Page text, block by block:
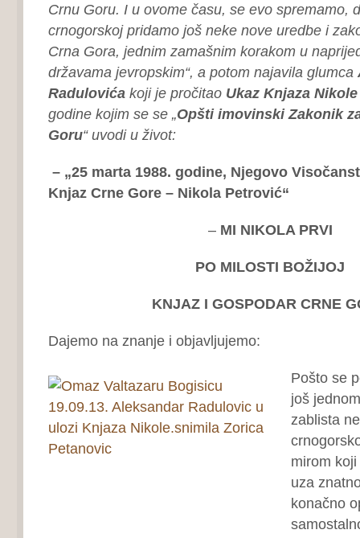
Crnu Goru. I u ovome času, se evo spremamo,
crnogorskoj pridamo još neke nove uredbe i
Crna Gora, jednim zamašnim korakom u
državama jevropskim“, a potom najavila glumca
Radulovićakoji je pročitao Ukaz Knjaza
godine kojim se se „Opšti imovinski Zakonik
Goru“ uvodi u život:
– „25 marta 1988. godine, Njegovo
Knjaz Crne Gore – Nikola Petrović“
– MI NIKOLA PRVI
PO MILOSTI BOŽIJOJ
KNJAZ I GOSPODAR CRNE
Dajemo na znanje i objavljujemo:
Pošto se
još
zablista
mirom
uza
konačno